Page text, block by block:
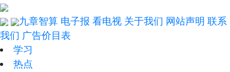
九章智算 电子报 看电视 关于我们 网站声明 联系
我们 广告价目表
学习
热点